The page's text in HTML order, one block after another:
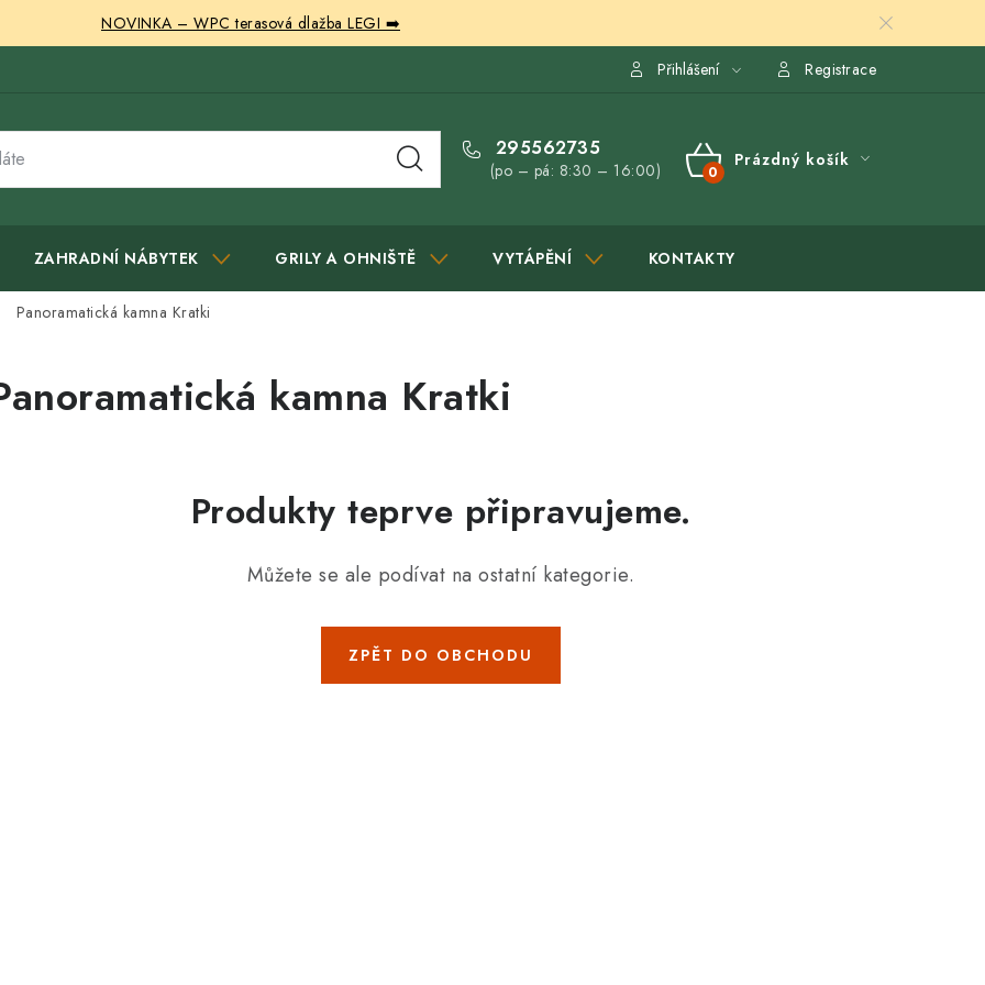
NOVINKA – WPC terasová dlažba LEGI ➡️
Přihlášení Registrace
295562735
(po – pá: 8:30 – 16:00)
NÁKUPNÍ
Prázdný košík
ZAHRADNÍ NÁBYTEK GRILY A OHNIŠTĚ VYTÁPĚNÍ KONTAKTY
Panoramatická kamna Kratki
kamna Kratki
Produkty teprve připravujeme.
Můžete se ale podívat na ostatní kategorie.
ZPĚT DO OBCHODU